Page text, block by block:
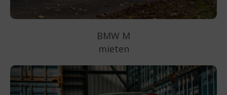
BMW M
mieten